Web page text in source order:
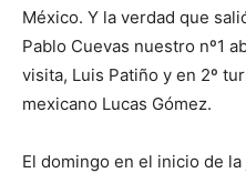
México. Y la verdad que
Pablo Cuevas nuestro nº1
visita, Luis Patiño y en 2º
mexicano Lucas Gómez.
El domingo en el inicio de